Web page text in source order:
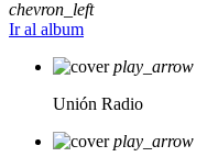
chevron_left
Ir al album
play_arrow
Unión Radio
play_arrow